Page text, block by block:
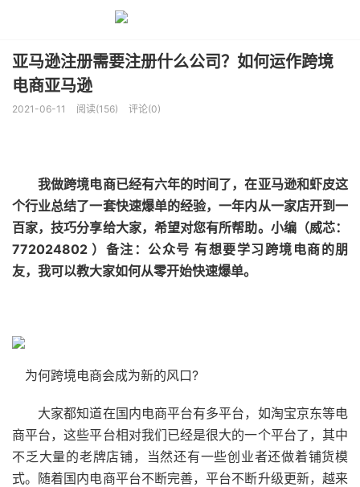
亚马逊注册需要注册什么公司？如何运作跨境
电商亚马逊
2021-06-11 阅读(156) 评论(0)
我做跨境电商已经有六年的时间了，在亚马逊和虾皮这
个行业总结了一套快速爆单的经验，一年内从一家店开到一
百家，技巧分享给大家，希望对您有所帮助。小编（威芯：
772024802 ）备注：公众号 有想要学习跨境电商的朋
友，我可以教大家如何从零开始快速爆单。
为何跨境电商会成为新的风口?
大家都知道在国内电商平台有多平台，如淘宝京东等电
商平台，这些平台相对我们已经是很大的一个平台了，其中
不乏大量的老牌店铺，当然还有一些创业者还做着铺货模
式。随着国内电商平台不断完善，平台不断升级更新，越来